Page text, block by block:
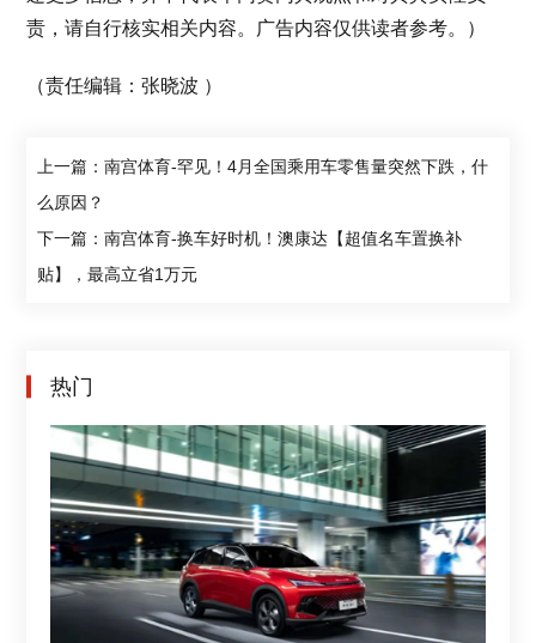
责，请自行核实相关内容。广告内容仅供读者参考。）
（责任编辑：张晓波 ）
上一篇：南宫体育-罕见！4月全国乘用车零售量突然下跌，什
么原因？
下一篇：南宫体育-换车好时机！澳康达【超值名车置换补
贴】，最高立省1万元
热门